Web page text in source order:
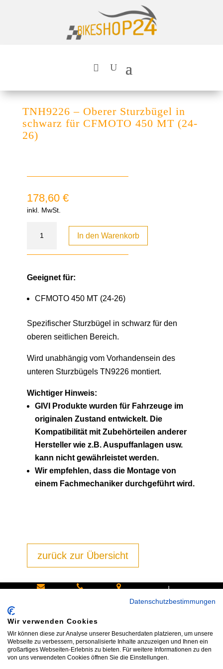
TNH9226 – Oberer Sturzbügel in
schwarz für CFMOTO 450 MT (24-
26)
178,60 €
inkl. MwSt.
In den Warenkorb
Geeignet für:
CFMOTO 450 MT (24-26)
Spezifischer Sturzbügel in schwarz für den
oberen seitlichen Bereich.
Wird unabhängig vom Vorhandensein des
unteren Sturzbügels TN9226 montiert.
Wichtiger Hinweis:
GIVI Produkte wurden für Fahrzeuge im
originalen Zustand entwickelt. Die
Kompatibilität mit Zubehörteilen anderer
Hersteller wie z.B. Auspuffanlagen usw.
kann nicht gewährleistet werden.
Wir empfehlen, dass die Montage von
einem Fachmechaniker durchgeführt wird.
zurück zur Übersicht
info@bike
shop24.n
et
an:
Tel.+49
172 40 59
85540
Haar bei
|
Datenschutzbestimmungen
Wir verwenden Cookies
Wir können diese zur Analyse unserer Besucherdaten platzieren, um unsere
Webseite zu verbessern, personalisierte Inhalte anzuzeigen und Ihnen ein
großartiges Webseiten-Erlebnis zu bieten. Für weitere Informationen zu den
von uns verwendeten Cookies öffnen Sie die Einstellungen.